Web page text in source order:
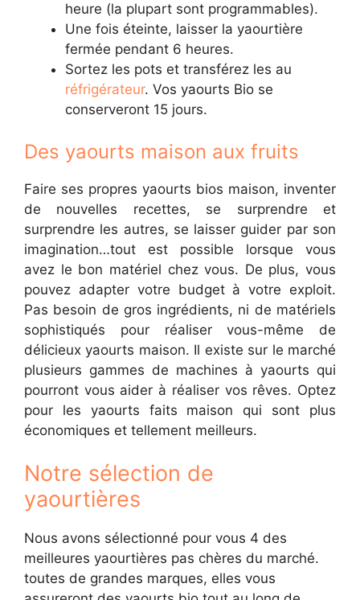
heure (la plupart sont programmables).
Une fois éteinte, laisser la yaourtière
fermée pendant 6 heures.
Sortez les pots et transférez les au
réfrigérateur. Vos yaourts Bio se
conserveront 15 jours.
Des yaourts maison aux fruits
Faire ses propres yaourts bios maison, inventer
de nouvelles recettes, se surprendre et
surprendre les autres, se laisser guider par son
imagination…tout est possible lorsque vous
avez le bon matériel chez vous. De plus, vous
pouvez adapter votre budget à votre exploit.
Pas besoin de gros ingrédients, ni de matériels
sophistiqués pour réaliser vous-même de
délicieux yaourts maison. Il existe sur le marché
plusieurs gammes de machines à yaourts qui
pourront vous aider à réaliser vos rêves. Optez
pour les yaourts faits maison qui sont plus
économiques et tellement meilleurs.
Notre sélection de
yaourtières
Nous avons sélectionné pour vous 4 des
meilleures yaourtières pas chères du marché.
toutes de grandes marques, elles vous